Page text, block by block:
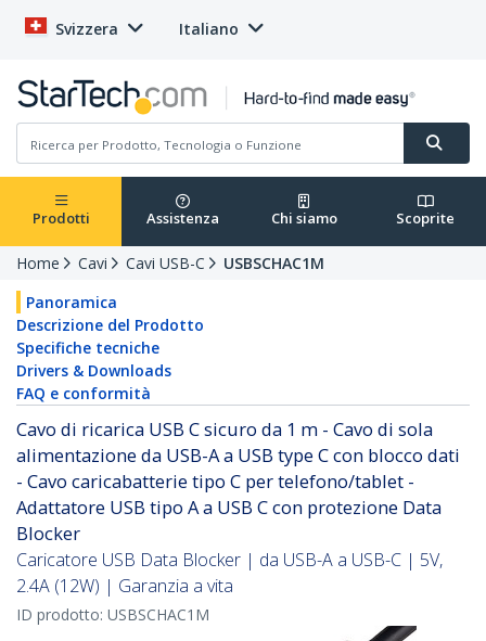
Svizzera Italiano
Prodotti Assistenza Chi siamo Scoprite
Home Cavi Cavi USB-C
USBSCHAC1M
Panoramica
Descrizione del Prodotto
Specifiche tecniche
Drivers & Downloads
FAQ e conformità
Cavo di ricarica USB C sicuro da 1 m - Cavo di sola
alimentazione da USB-A a USB type C con blocco dati
- Cavo caricabatterie tipo C per telefono/tablet -
Adattatore USB tipo A a USB C con protezione Data
Blocker
Caricatore USB Data Blocker | da USB-A a USB-C | 5V,
2.4A (12W) | Garanzia a vita
ID prodotto: USBSCHAC1M